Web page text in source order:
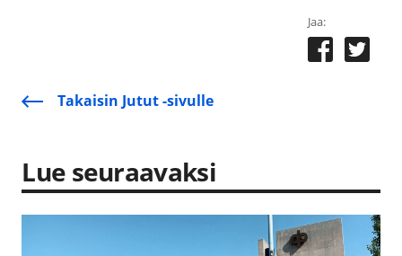
Jaa:
Takaisin Jutut -sivulle
Lue seuraavaksi